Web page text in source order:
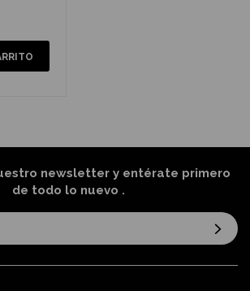
newsletter y entérate primero
de todo lo nuevo .